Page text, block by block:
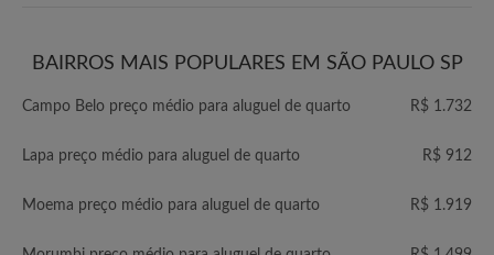
BAIRROS MAIS POPULARES EM SÃO PAULO SP
Campo Belo preço médio para aluguel de quarto R$ 1.732
Lapa preço médio para aluguel de quarto R$ 912
Moema preço médio para aluguel de quarto R$ 1.919